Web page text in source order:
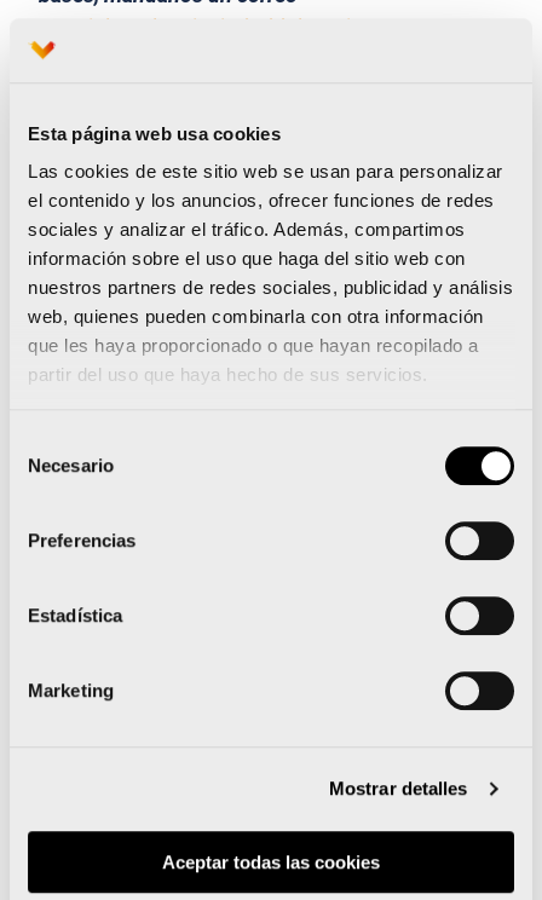
Esta página web usa cookies
Las cookies de este sitio web se usan para personalizar
el contenido y los anuncios, ofrecer funciones de redes
sociales y analizar el tráfico. Además, compartimos
información sobre el uso que haga del sitio web con
nuestros partners de redes sociales, publicidad y análisis
web, quienes pueden combinarla con otra información
que les haya proporcionado o que hayan recopilado a
partir del uso que haya hecho de sus servicios.
Necesario
Preferencias
Estadística
Marketing
Mostrar detalles
Aceptar todas las cookies
social@valenciaciudaddelrunning.com
2026 serán un comité evaluador representando
a SD Correcaminos y Fundación Deportiva
Municipal del Ajuntament de València, y laZ
Zurich Foundation. A lo largo del mes de
septiembre se harán públicas las entidades
ganadoras.
los últimos años
, o las que se han beneficiado
Más de 4000 plazas de voluntariado disponibles
para el Medio y Maratón Valencia 2025
caminos para encender la ciudad